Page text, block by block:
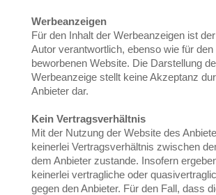
Werbeanzeigen
Für den Inhalt der Werbeanzeigen ist
Autor verantwortlich, ebenso wie für den
beworbenen Website. Die Darstellung
Werbeanzeige stellt keine Akzeptanz
Anbieter dar.
Kein Vertragsverhältnis
Mit der Nutzung der Website des
keinerlei Vertragsverhältnis zwischen
dem Anbieter zustande. Insofern
keinerlei vertragliche oder
gegen den Anbieter. Für den Fall, dass